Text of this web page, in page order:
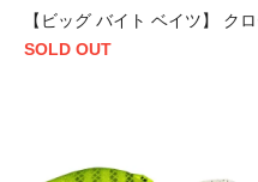
【ビッグ バイト ベイツ】 ク
SOLD OUT